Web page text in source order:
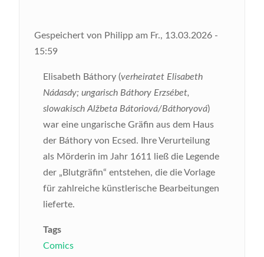
Gespeichert von Philipp am Fr., 13.03.2026 -
15:59
Elisabeth Báthory (verheiratet Elisabeth
Nádasdy; ungarisch Báthory Erzsébet,
slowakisch Alžbeta Bátoriová/Báthoryová)
war eine ungarische Gräfin aus dem Haus
der Báthory von Ecsed. Ihre Verurteilung
als Mörderin im Jahr 1611 ließ die Legende
der „Blutgräfin“ entstehen, die die Vorlage
für zahlreiche künstlerische Bearbeitungen
lieferte.
Tags
Comics